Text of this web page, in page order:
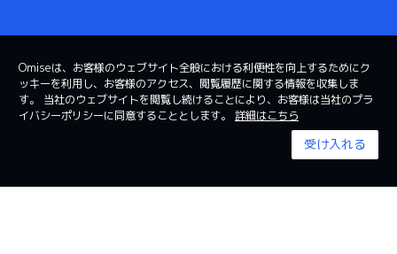
日本 日本語
System status
Omiseは、お客様のウェブサイト全般における利便性を向上するためにク
ッキーを利用し、お客様のアクセス、閲覧履歴に関する情報を収集しま
す。 当社のウェブサイトを閲覧し続けることにより、お客様は当社のプラ
イバシーポリシーに同意することとします。 詳細はこちら
受け入れる